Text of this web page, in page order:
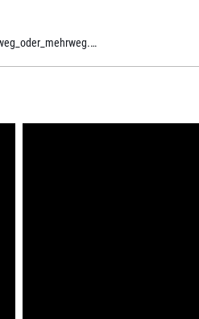
pfennig_einweg_oder_mehrweg.pdf